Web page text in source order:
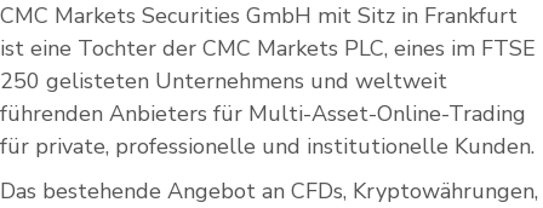
CMC Markets Securities GmbH mit Sitz in Frankfurt
ist eine Tochter der CMC Markets PLC, eines im FTSE
250 gelisteten Unternehmens und weltweit
führenden Anbieters für Multi-Asset-Online-Trading
für private, professionelle und institutionelle Kunden.
Das bestehende Angebot an CFDs, Kryptowährungen,